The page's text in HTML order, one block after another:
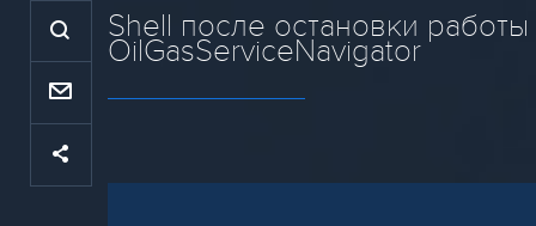
Shell после остановки
OilGasServiceNavigator